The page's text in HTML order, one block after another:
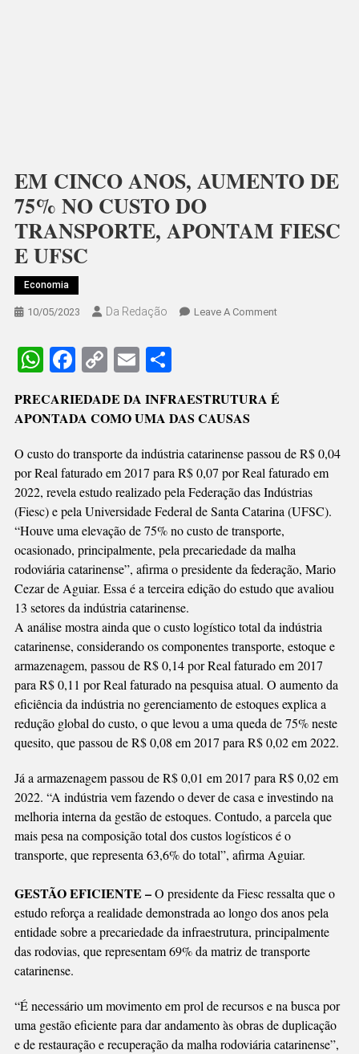
EM CINCO ANOS, AUMENTO DE
75% NO CUSTO DO
TRANSPORTE, APONTAM FIESC
E UFSC
Economia
10/05/2023 Da Redação Leave A CommentOn
DE
CUSTO
DO
TRANSPORTE,
APONTAM
FIESC
E
UFSC
WhatsApp
Facebook
CopyEmail
PRECARIEDADE DA INFRAESTRUTURA É
APONTADA COMO UMA DAS CAUSAS
O custo do transporte da indústria catarinense passou de R$ 0,04
por Real faturado em 2017 para R$ 0,07 por Real faturado em
2022, revela estudo realizado pela Federação das Indústrias
(Fiesc) e pela Universidade Federal de Santa Catarina (UFSC).
“Houve uma elevação de 75% no custo de transporte,
ocasionado, principalmente, pela precariedade da malha
rodoviária catarinense”, afirma o presidente da federação, Mario
Cezar de Aguiar. Essa é a terceira edição do estudo que avaliou
13 setores da indústria catarinense.
A análise mostra ainda que o custo logístico total da indústria
catarinense, considerando os componentes transporte, estoque e
armazenagem, passou de R$ 0,14 por Real faturado em 2017
para R$ 0,11 por Real faturado na pesquisa atual. O aumento da
eficiência da indústria no gerenciamento de estoques explica a
redução global do custo, o que levou a uma queda de 75% neste
quesito, que passou de R$ 0,08 em 2017 para R$ 0,02 em 2022.
Já a armazenagem passou de R$ 0,01 em 2017 para R$ 0,02 em
2022. “A indústria vem fazendo o dever de casa e investindo na
melhoria interna da gestão de estoques. Contudo, a parcela que
mais pesa na composição total dos custos logísticos é o
transporte, que representa 63,6% do total”, afirma Aguiar.
GESTÃO EFICIENTE –O presidente da Fiesc ressalta que o
estudo reforça a realidade demonstrada ao longo dos anos pela
entidade sobre a precariedade da infraestrutura, principalmente
das rodovias, que representam 69% da matriz de transporte
catarinense.
“É necessário um movimento em prol de recursos e na busca por
uma gestão eficiente para dar andamento às obras de duplicação
e de restauração e recuperação da malha rodoviária catarinense”,